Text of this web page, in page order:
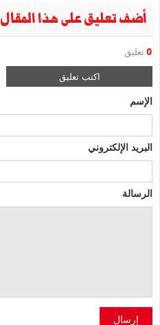
أضف تعليق على هذا المقال
0 تعليق
اكتب تعليق
الإسم
البريد الإلكتروني
الرسالة
إرسال